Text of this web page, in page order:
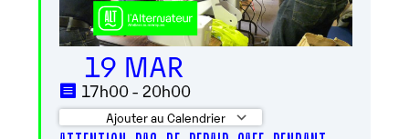
19 MAR
17h00 - 20h00
Ajouter au Calendrier